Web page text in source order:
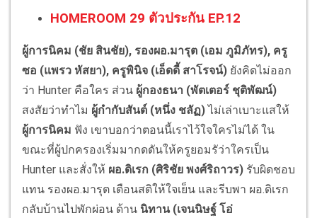
HOMEROOM 29 ตัวประกัน EP.12
ผู้การนิคม (ชัย สินชัย), รองผอ.มารุต (เอม ภูมิภัทร), ครู
ซอ (แพรว หัสยา), ครูพินิจ (เอ็ดดี้ สาโรจน์) ยังคิดไม่ออก
ว่า Hunter คือใคร ส่วน ผู้กองธนา (พัตเตอร์ ชุติพัฒน์)
สงสัยว่าทำไม ผู้กำกับสันต์ (หนึ่ง ชลัฏ)ไม่เล่าเบาะแสให้
ผู้การนิคม ฟัง เขาบอกว่าตอนนี้เราไว้ใจใครไม่ได้ ใน
ขณะที่ผู้ปกครองเริ่มมากดดันให้ครูยอมรัว่าใครเป็น
Hunter และสั่งให้ ผอ.ดิเรก (ศิริชัย พงศ์ริถาวร) รับผิดชอบ
แทน รองผอ.มารุต เตือนสติให้ใจเย็น และรีบพา ผอ.ดิเรก
กลับบ้านไปพักผ่อน ด้าน นิทาน (เจนนิษฐ์ โอ่